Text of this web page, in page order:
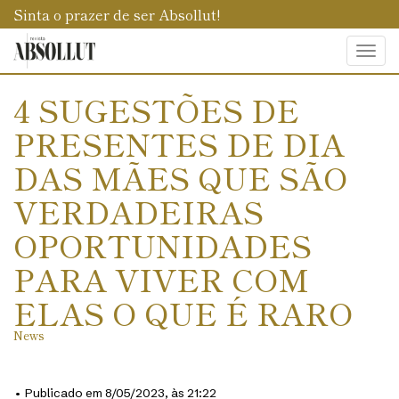
Sinta o prazer de ser Absollut!
4 SUGESTÕES DE
PRESENTES DE DIA
DAS MÃES QUE SÃO
VERDADEIRAS
OPORTUNIDADES
PARA VIVER COM
ELAS O QUE É RARO
News
• Publicado em 8/05/2023, às 21:22